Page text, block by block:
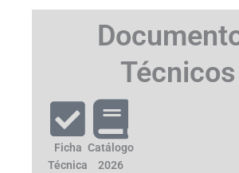
Técnicos
Ficha
Técnica
Catálogo
2026